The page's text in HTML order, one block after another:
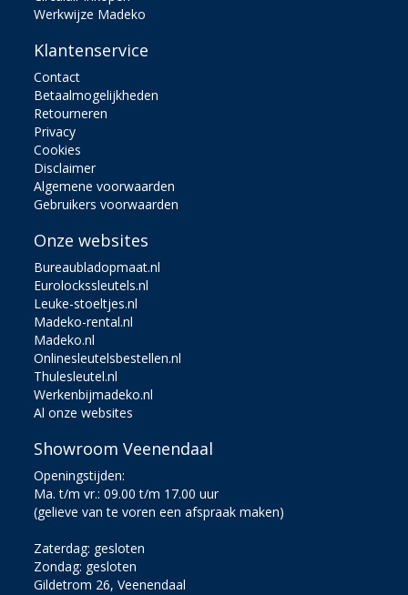
Werkwijze Madeko
Klantenservice
Contact
Betaalmogelijkheden
Retourneren
Privacy
Cookies
Disclaimer
Algemene voorwaarden
Gebruikers voorwaarden
Onze websites
Bureaubladopmaat.nl
Eurolockssleutels.nl
Leuke-stoeltjes.nl
Madeko-rental.nl
Madeko.nl
Onlinesleutelsbestellen.nl
Thulesleutel.nl
Werkenbijmadeko.nl
Al onze websites
Showroom Veenendaal
Openingstijden:
Ma. t/m vr.: 09.00 t/m 17.00 uur
(gelieve van te voren een afspraak maken)
Zaterdag: gesloten
Zondag: gesloten
Gildetrom 26, Veenendaal